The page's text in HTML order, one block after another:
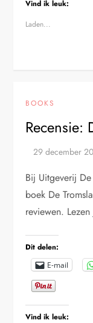
Vind ik leuk:
Laden...
BOOKS
Recensie:
Bij Uitgeverij
boek De
reviewen.
Dit delen:
E-mail
Vind ik leuk: